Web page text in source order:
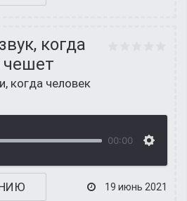
когда
чешет
когда человек
00:00
19 июнь 2021